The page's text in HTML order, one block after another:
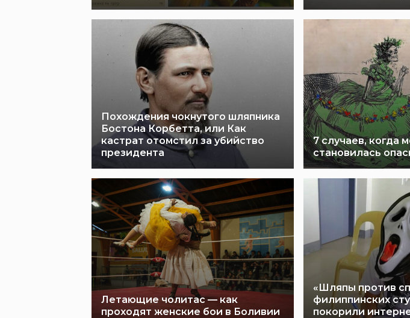
Похождения чокнутого шляпника
Бостона Корбетта, или Как
кастрат отомстил за убийство
президента
7 случаев, когда
становилась
Летающие чолитас — как
проходят женские бои в Боливии
«Шляпы против
филиппинских
покорили